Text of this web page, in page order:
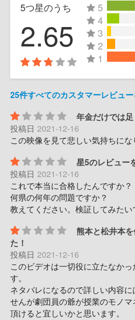
5つ星のうち
2.65
5
4
3
2
1
25件すべてのカスタマーレビュー
年金だけでは
投稿日 2021-12-16
この映像を見て悲しい気持ちにな
星5のレビュー
投稿日 2021-12-16
これで本当に合格したんですか？
何県の何年の問題ですか？
教えてください。検証してみたい
熊本と松井本
た！
投稿日 2021-12-16
このビデオは一切役に立たなか
す。
ネタバレになるので詳しい内容
せんが劇団員の爺が授業のモノ
頂けると宜しいかと思います。